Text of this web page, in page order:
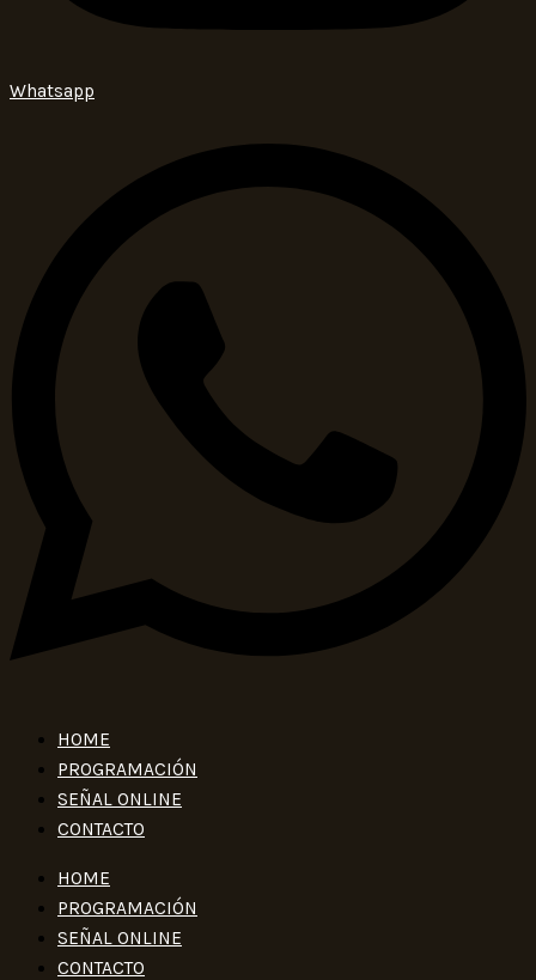
Whatsapp
HOME
PROGRAMACIÓN
SEÑAL ONLINE
CONTACTO
HOME
PROGRAMACIÓN
SEÑAL ONLINE
CONTACTO